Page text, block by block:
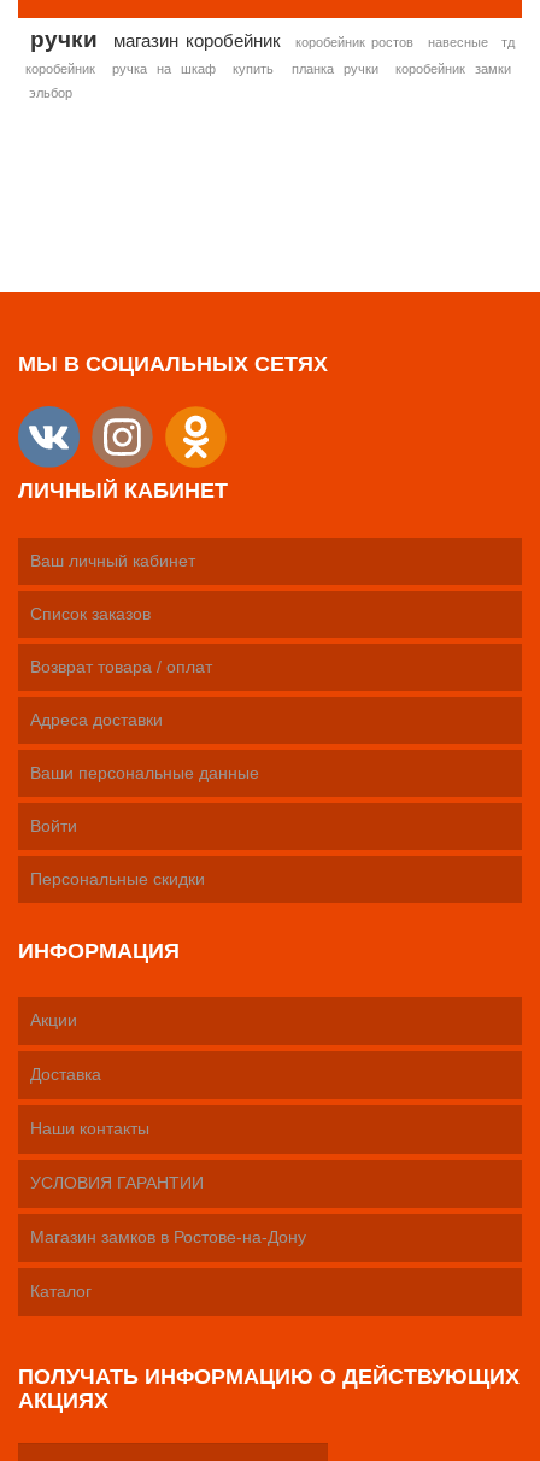
ручки магазин коробейник коробейник ростов навесные
тд
коробейник
ручка на шкаф купить планка ручки
коробейник замки
эльбор
МЫ В СОЦИАЛЬНЫХ СЕТЯХ
ЛИЧНЫЙ КАБИНЕТ
Ваш личный кабинет
Список заказов
Возврат товара / оплат
Адреса доставки
Ваши персональные данные
Войти
Персональные скидки
ИНФОРМАЦИЯ
Акции
Доставка
Наши контакты
УСЛОВИЯ ГАРАНТИИ
Магазин замков в Ростове-на-Дону
Каталог
ПОЛУЧАТЬ ИНФОРМАЦИЮ О ДЕЙСТВУЮЩИХ
АКЦИЯХ